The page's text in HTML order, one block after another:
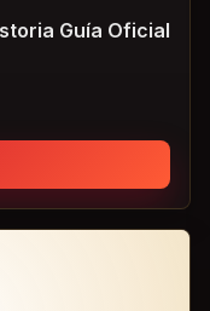
Guía Oficial